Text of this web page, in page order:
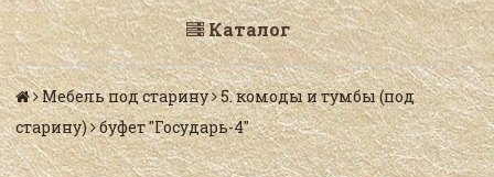
Каталог
Мебель под старину 5. комоды и тумбы (под
старину) буфет "Государь-4"